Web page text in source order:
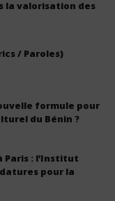
la valorisation des
/ Paroles)
formule pour
du Bénin ?
Paris : l’Institut
pour la